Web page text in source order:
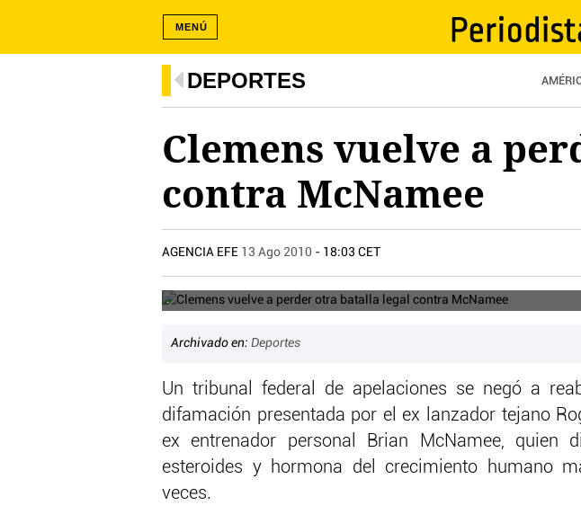
MENÚ
DEPORTES
Clemens vuelve a
contra McNamee
AGENCIA EFE 13 Ago 2010 - 18:03 CET
.
Archivado en: Deportes
Un tribunal federal de apelaciones se negó a
difamación presentada por el ex lanzador tejano
ex entrenador personal Brian McNamee, quien
esteroides y hormona del crecimiento humano
veces.